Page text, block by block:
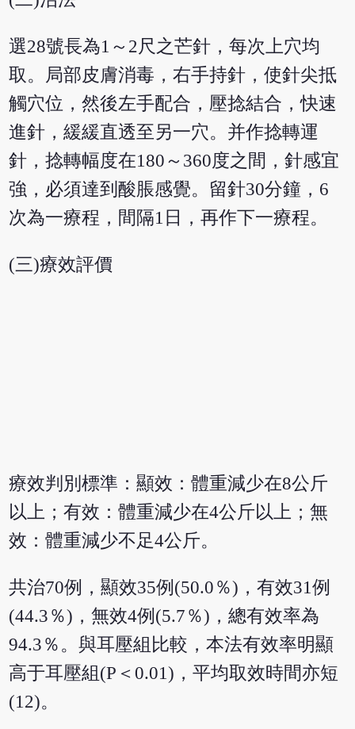
選28號長為1～2尺之芒針，每次上穴均
取。局部皮膚消毒，右手持針，使針尖抵
觸穴位，然後左手配合，壓捻結合，快速
進針，緩緩直透至另一穴。并作捻轉運
針，捻轉幅度在180～360度之間，針感宜
強，必須達到酸脹感覺。留針30分鐘，6
次為一療程，間隔1日，再作下一療程。
(三)療效評價
療效判別標準：顯效：體重減少在8公斤
以上；有效：體重減少在4公斤以上；無
效：體重減少不足4公斤。
共治70例，顯效35例(50.0％)，有效31例
(44.3％)，無效4例(5.7％)，總有效率為
94.3％。與耳壓組比較，本法有效率明顯
高于耳壓組(P＜0.01)，平均取效時間亦短
(12)。